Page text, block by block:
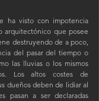
ha visto con impotencia
arquitectónico que posee
destruyendo de a poco,
del pasar del tiempo o
las lluvias o los mismos
Los altos costes de
dueños deben de lidiar al
pasan a ser declaradas